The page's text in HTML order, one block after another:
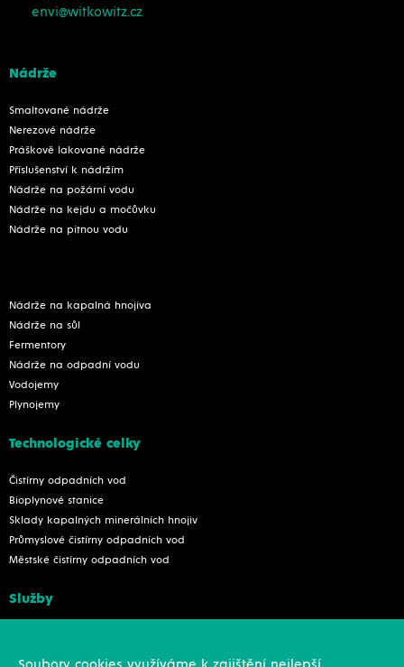
envi@witkowitz.cz
Nádrže
Smaltované nádrže
Nerezové nádrže
Práškově lakované nádrže
Příslušenství k nádržím
Nádrže na požární vodu
Nádrže na kejdu a močůvku
Nádrže na pitnou vodu
Nádrže na kapalná hnojiva
Nádrže na sůl
Fermentory
Nádrže na odpadní vodu
Vodojemy
Plynojemy
Technologické celky
Čistírny odpadních vod
Bioplynové stanice
Sklady kapalných minerálních hnojiv
Průmyslové čistírny odpadních vod
Městské čistírny odpadních vod
Služby